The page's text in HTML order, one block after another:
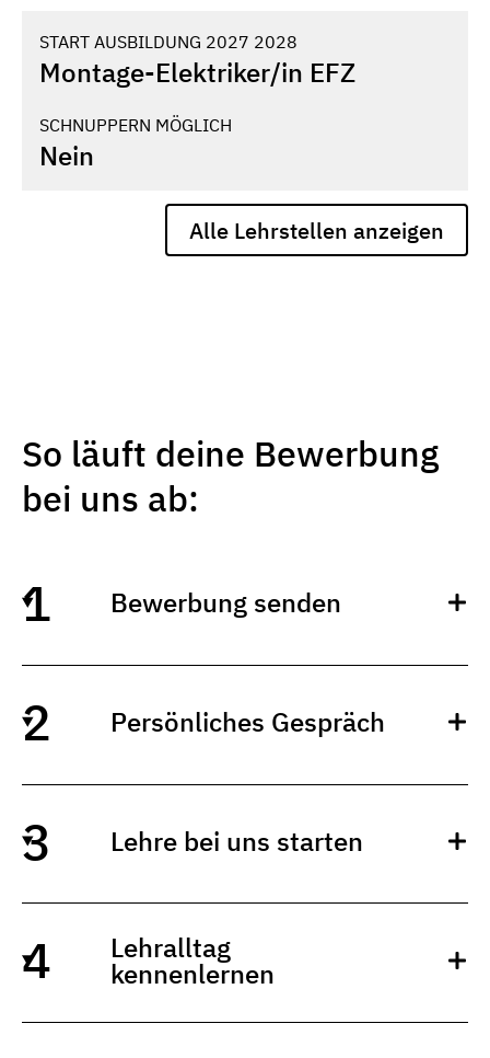
START AUSBILDUNG 2027 2028
Montage-Elektriker/­in EFZ
SCHNUPPERN MÖGLICH
Nein
Alle Lehrstellen anzeigen
So läuft deine Bewerbung
bei uns ab:
Bewerbung senden
Persönliches Gespräch
Lehre bei uns starten
Lehralltag
kennenlernen